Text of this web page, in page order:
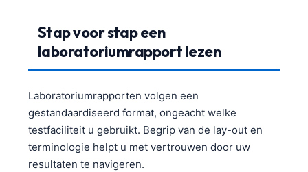
Stap voor stap een
laboratoriumrapport lezen
Laboratoriumrapporten volgen een
gestandaardiseerd format, ongeacht welke
testfaciliteit u gebruikt. Begrip van de lay-out en
terminologie helpt u met vertrouwen door uw
resultaten te navigeren.